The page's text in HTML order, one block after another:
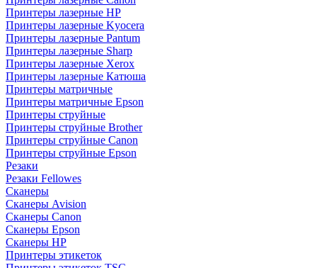
Принтеры лазерные HP
Принтеры лазерные Kyocera
Принтеры лазерные Pantum
Принтеры лазерные Sharp
Принтеры лазерные Xerox
Принтеры лазерные Катюша
Принтеры матричные
Принтеры матричные Epson
Принтеры струйные
Принтеры струйные Brother
Принтеры струйные Canon
Принтеры струйные Epson
Резаки
Резаки Fellowes
Сканеры
Сканеры Avision
Сканеры Canon
Сканеры Epson
Сканеры HP
Принтеры этикеток